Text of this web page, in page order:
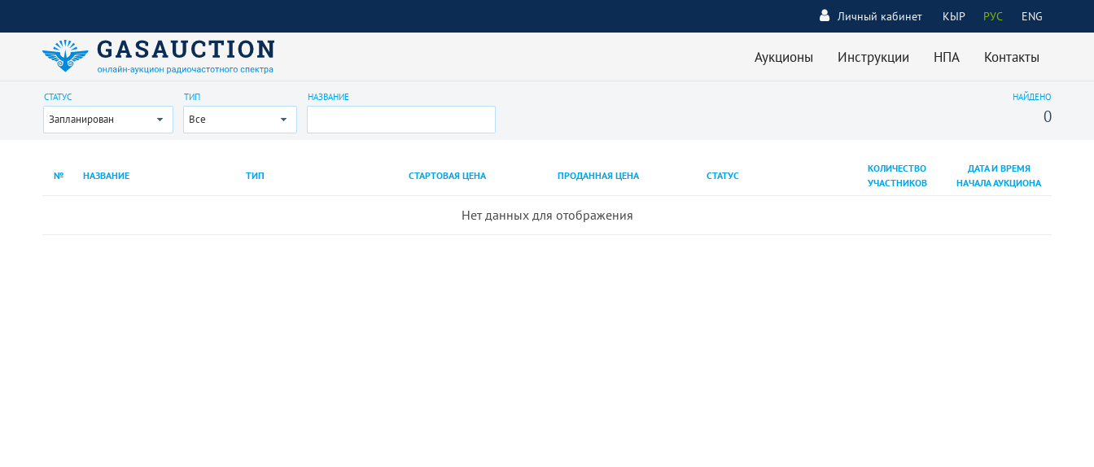
КЫР РУС ENG
Личный кабинет
Аукционы Инструкции НПА Контакты
СТАТУС
Запланирован
ТИП
Все
НАЗВАНИЕ НАЙДЕНО
0
№ НАЗВАНИЕ ТИП СТАРТОВАЯ ЦЕНА ПРОДАННАЯ ЦЕНА СТАТУС
КОЛИЧЕСТВО
УЧАСТНИКОВ
ДАТА И ВРЕМЯ
НАЧАЛА АУКЦИОНА
Нет данных для отображения